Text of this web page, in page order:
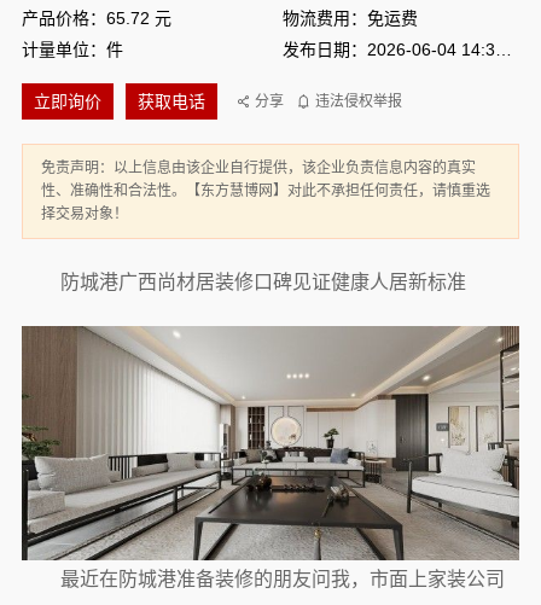
产品价格：65.72 元
物流费用：免运费
计量单位：件
立即询价 获取电话 分享 违法侵权举报
免责声明：以上信息由该企业自行提供，该企业负责信息内容的真实
性、准确性和合法性。【东方慧博网】对此不承担任何责任，请慎重选
择交易对象！
防城港广西尚材居装修口碑见证健康人居新标准
最近在防城港准备装修的朋友问我，市面上家装公司